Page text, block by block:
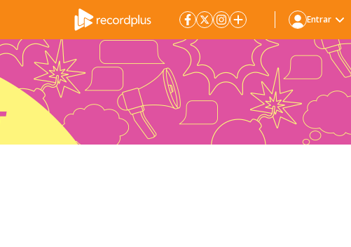
Entrar